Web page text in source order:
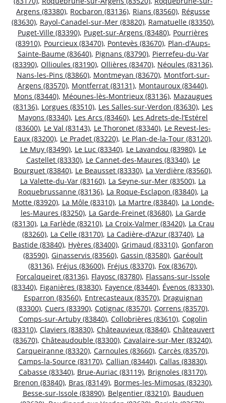
Argens (83380), Rocbaron (83136), Rians (83560), Régusse
(83630), Rayol-Canadel-sur-Mer (83820), Ramatuelle (83350),
Puget-Ville (83390), Puget-sur-Argens (83480), Pourrières
(83910), Pourcieux (83470), Pontevès (83670), Plan-d’Aups-
Sainte-Baume (83640), Pignans (83790), Pierrefeu-du-Var
(83390), Ollioules (83190), Ollières (83470), Néoules (83136),
Nans-les-Pins (83860), Montmeyan (83670), Montfort-sur-
Argens (83570), Montferrat (83131), Montauroux (83440),
Mons (83440), Méounes-lès-Montrieux (83136), Mazaugues
(83136), Lorgues (83510), Les Salles-sur-Verdon (83630), Les
Mayons (83340), Les Arcs (83460), Les Adrets-de-l’Estérel
(83600), Le Val (83143), Le Thoronet (83340), Le Revest-les-
Eaux (83200), Le Pradet (83220), Le Plan-de-la-Tour (83120),
Le Muy (83490), Le Luc (83340), Le Lavandou (83980), Le
Castellet (83330), Le Cannet-des-Maures (83340), Le
Bourguet (83840), Le Beausset (83330), La Verdière (83560),
La Valette-du-Var (83160), La Seyne-sur-Mer (83500), La
Roquebrussanne (83136), La Roque-Esclapon (83840), La
Motte (83920), La Môle (83310), La Martre (83840), La Londe-
les-Maures (83250), La Garde-Freinet (83680), La Garde
(83130), La Farlède (83210), La Croix-Valmer (83420), La Crau
(83260), La Celle (83170), La Cadière-d’Azur (83740), La
Bastide (83840), Hyères (83400), Grimaud (83310), Gonfaron
(83590), Ginasservis (83560), Gassin (83580), Garéoult
(83136), Fréjus (83600), Fréjus (83370), Fox (83670),
Forcalqueiret (83136), Flayosc (83780), Flassans-sur-Issole
(83340), Figanières (83830), Fayence (83440), Évenos (83330),
Esparron (83560), Entrecasteaux (83570), Draguignan
(83300), Cuers (83390), Cotignac (83570), Correns (83570),
Comps-sur-Artuby (83840), Collobrières (83610), Cogolin
(83310), Claviers (83830), Châteauvieux (83840), Châteauvert
(83670), Châteaudouble (83300), Cavalaire-sur-Mer (83240),
Carqueiranne (83320), Carnoules (83660), Carcès (83570),
Camps-la-Source (83170), Callian (83440), Callas (83830),
Cabasse (83340), Brue-Auriac (83119), Brignoles (83170),
Brenon (83840), Bras (83149), Bormes-les-Mimosas (83230),
Besse-sur-Issole (83890), Belgentier (83210), Bauduen